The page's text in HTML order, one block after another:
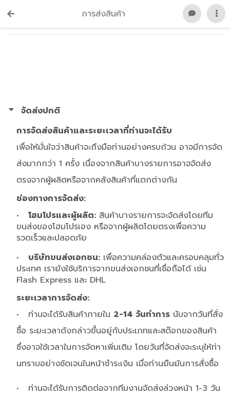
การส่งสินค้า
จัดส่งปกติ
การจัดส่งสินค้าและระยะเวลาที่ท่านจะได้รับ
เพื่อให้มั่นใจว่าสินค้าจะถึงมือท่านอย่างครบถ้วน อาจมีการจัด
ส่งมากกว่า 1 ครั้ง เนื่องจากสินค้าบางรายการอาจจัดส่ง
ตรงจากผู้ผลิตหรือจากคลังสินค้าที่แตกต่างกัน
ช่องทางการจัดส่ง:
• โฮมโปรและผู้ผลิต: สินค้าบางรายการจะจัดส่งโดยทีม
ขนส่งของโฮมโปรเอง หรือจากผู้ผลิตโดยตรงเพื่อความ
รวดเร็วและปลอดภัย
• บริษัทขนส่งเอกชน: เพื่อความคล่องตัวและครอบคลุมทั่ว
ประเทศ เรายังใช้บริการจากขนส่งเอกชนที่เชื่อถือได้ เช่น
Flash Express และ DHL
ระยะเวลาการจัดส่ง:
• ท่านจะได้รับสินค้าภายใน 2-14 วันทำการ นับจากวันที่สั่ง
ซื้อ ระยะเวลาดังกล่าวขึ้นอยู่กับประเภทและสต๊อกของสินค้า
ซึ่งอาจใช้เวลาในการจัดหาเพิ่มเติม โดยวันที่จัดส่งจะระบุให้ท่า
นทราบอย่างชัดเจนในหน้าชำระเงิน เมื่อท่านยืนยันการสั่งซื้อ
• ท่านจะได้รับการติดต่อจากทีมงานจัดส่งล่วงหน้า 1-3 วัน